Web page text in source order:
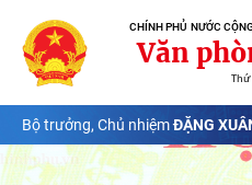
CHÍNH PHỦ NƯỚC
Văn
Thứ
Bộ trưởng, Chủ nhiệmĐẶNG